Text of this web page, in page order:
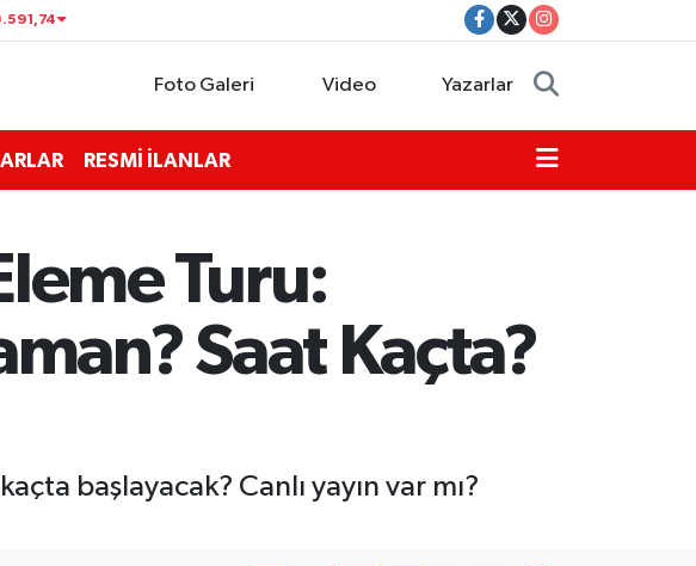
Foto Galeri Video Yazarlar
RESMİ İLANLAR
Turu:
Saat Kaçta?
başlayacak? Canlı yayın var mı?